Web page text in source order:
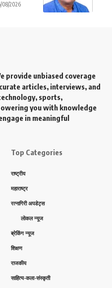
08/2026
provide unbiased coverage
articles, interviews, and
sports,
you with knowledge
in meaningful
Top Categories
राष्ट्रीय
महाराष्ट्र
रत्नागिरी अपडेट्स
लोकल न्यूज
ब्रेकिंग न्यूज
शिक्षण
राजकीय
साहित्य-कला-संस्कृती